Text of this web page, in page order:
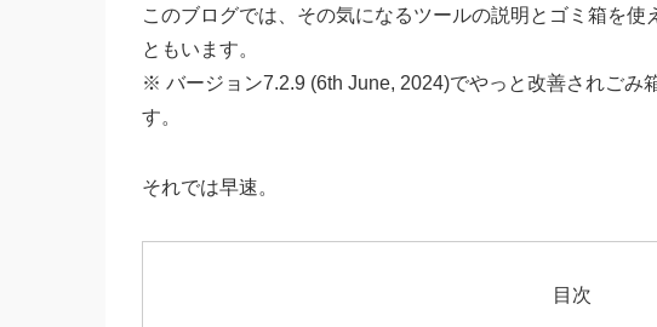
このブログでは、その気になるツールの説明とゴミ箱を
ともいます。
※ バージョン7.2.9 (6th June, 2024)でやっと改善されごみ
す。
それでは早速。
目次